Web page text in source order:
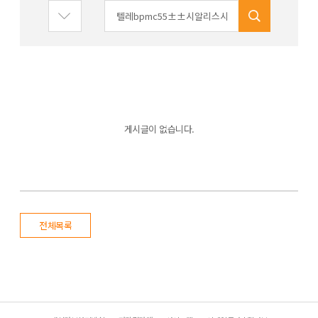
게시글이 없습니다.
전체목록